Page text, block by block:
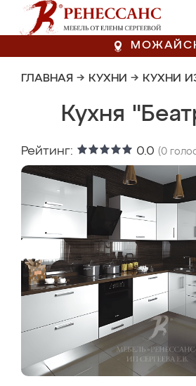
ГЛАВНАЯ → КУХНИ → КУХНИ
Кухня
Рейтинг: 0.0 (0